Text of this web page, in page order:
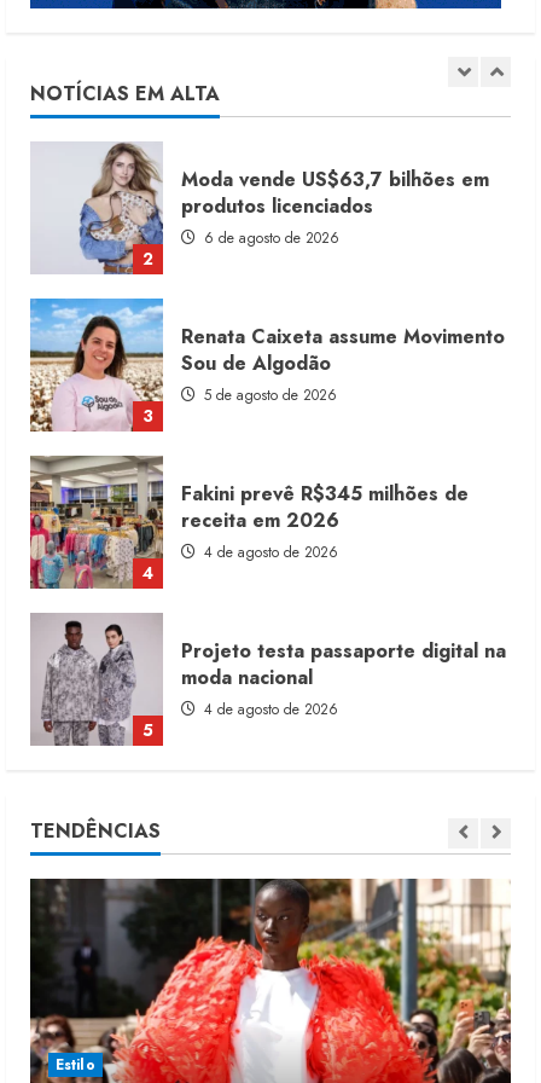
NOTÍCIAS EM ALTA
1
7 de agosto de 2026
2
Moda vende US$63,7 bilhões em
produtos licenciados
6 de agosto de 2026
3
Renata Caixeta assume Movimento
Sou de Algodão
5 de agosto de 2026
4
Fakini prevê R$345 milhões de
receita em 2026
4 de agosto de 2026
5
Projeto testa passaporte digital na
moda nacional
4 de agosto de 2026
1
2
Moda vende US$63,7 bilhões em
produtos licenciados
6 de agosto de 2026
TENDÊNCIAS
Estilo